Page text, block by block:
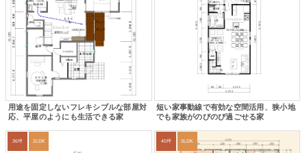
用途を固定しないフレキシブルな部屋対
応、平屋のようにも生活できる家
短い家事動線で有効な空間活用、狭小地
でも家族がのびのび過ごせる家
36坪 2LDK 40坪 3LDK